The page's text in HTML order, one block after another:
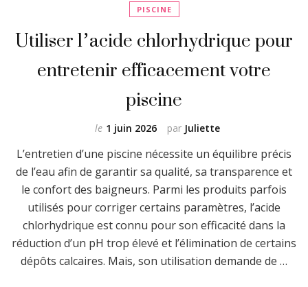
PISCINE
Utiliser l’acide chlorhydrique pour
entretenir efficacement votre
piscine
par Juliette
le 1 juin 2026
L’entretien d’une piscine nécessite un équilibre précis
de l’eau afin de garantir sa qualité, sa transparence et
le confort des baigneurs. Parmi les produits parfois
utilisés pour corriger certains paramètres, l’acide
chlorhydrique est connu pour son efficacité dans la
réduction d’un pH trop élevé et l’élimination de certains
dépôts calcaires. Mais, son utilisation demande de …